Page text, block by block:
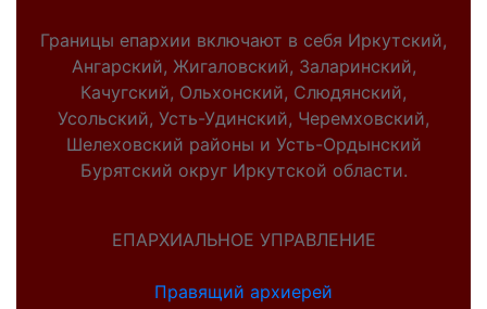
Границы епархии включают в себя Иркутский,
Ангарский, Жигаловский, Заларинский,
Качугский, Ольхонский, Слюдянский,
Усольский, Усть-Удинский, Черемховский,
Шелеховский районы и Усть-Ордынский
Бурятский округ Иркутской области.
ЕПАРХИАЛЬНОЕ УПРАВЛЕНИЕ
Правящий архиерей